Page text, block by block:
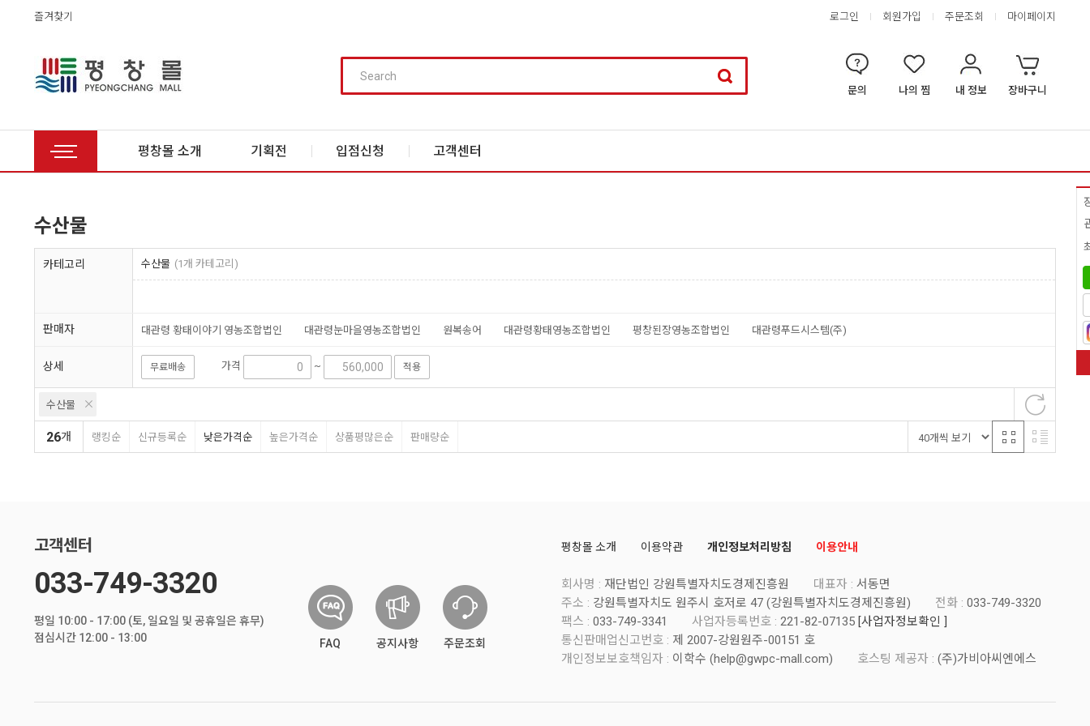
즐겨찾기 로그인 회원가입 주문조회 마이페이지
문의 나의 찜 내 정보 장바구니
평창몰 소개 기획전 입점신청 고객센터
수산물
카테고리 수산물 (1개 카테고리)
판매자 대관령 황태이야기 영농조합법인 대관령눈마을영농조합법인 원복송어 대관령황태영농조합법인 평창된장영농조합법인 대관령푸드시스템(주)
상세 무료배송 가격 ~ 적용
수산물
26개 랭킹순 신규등록순 낮은가격순 높은가격순 상품평많은순 판매량순
고객센터
033-749-3320
평일 10:00 - 17:00 (토, 일요일 및 공휴일은 휴무)
점심시간 12:00 - 13:00
FAQ 공지사항 주문조회
평창몰 소개 이용약관 개인정보처리방침 이용안내
회사명 : 재단법인 강원특별자치도경제진흥원 대표자 : 서동면
주소 : 강원특별자치도 원주시 호저로 47 (강원특별자치도경제진흥원) 전화 : 033-749-3320
팩스 : 033-749-3341 사업자등록번호 : 221-82-07135 [사업자정보확인 ]
통신판매업신고번호 : 제 2007-강원원주-00151 호
개인정보보호책임자 : 이학수 (help@gwpc-mall.com) 호스팅 제공자 : (주)가비아씨엔에스